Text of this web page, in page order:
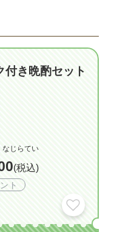
き晩酌セット
じらてい
(税込)
ト